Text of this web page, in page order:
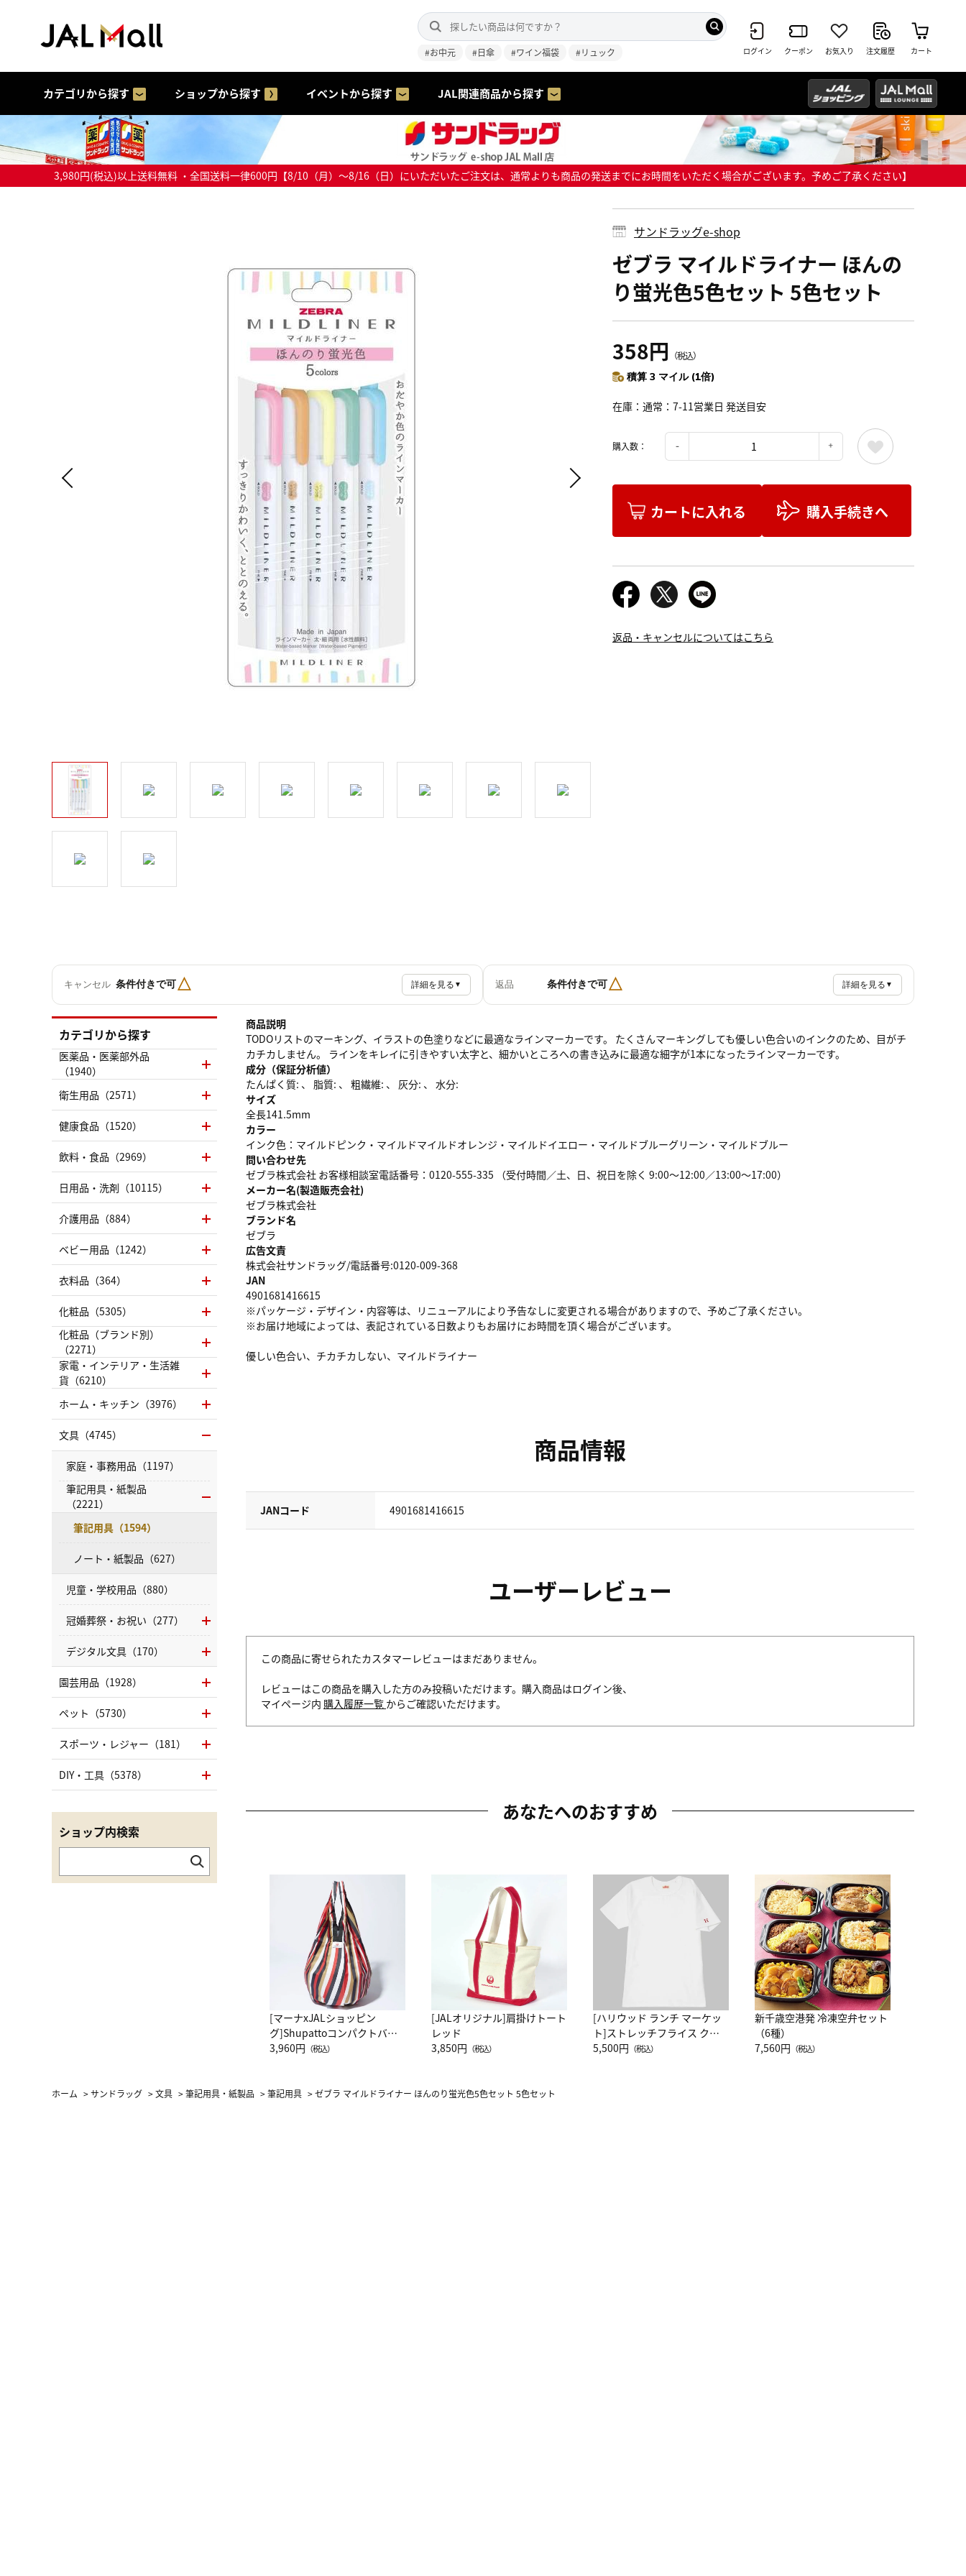
#お中元 #日傘 #ワイン福袋 #リュック ログイン クーポン お気入り 注文履歴 カート
カテゴリから探す ショップから探す イベントから探す JAL関連商品から探す
3,980円(税込)以上送料無料 ・全国送料一律600円【8/10（月）～8/16（日）にいただいたご注文は、通常よりも商品の発送までにお時間をいただく場合がございます。予めご了承ください】
サンドラッグe-shop
ゼブラ マイルドライナー ほんの
り蛍光色5色セット 5色セット
358円 （税込）
積算 3 マイル (1倍)
在庫 通常：7-11営業日 発送目安
購入数：
カートに入れる 購入手続きへ
返品・キャンセルについてはこちら
キャンセル 条件付きで可△ 詳細を見る ▼ 返品 条件付きで可△ 詳細を見る ▼
商品説明
TODOリストのマーキング、イラストの色塗りなどに最適なラインマーカーです。 たくさんマーキングしても優しい色合いのインクのため、目がチ
カチカしません。 ラインをキレイに引きやすい太字と、細かいところへの書き込みに最適な細字が1本になったラインマーカーです。
成分（保証分析値）
たんぱく質: 、 脂質: 、 粗繊維: 、 灰分: 、 水分:
サイズ
全長141.5mm
カラー
インク色：マイルドピンク・マイルドマイルドオレンジ・マイルドイエロー・マイルドブルーグリーン・マイルドブルー
問い合わせ先
ゼブラ株式会社 お客様相談室電話番号：0120-555-335 （受付時間／土、日、祝日を除く 9:00～12:00／13:00～17:00）
メーカー名(製造販売会社)
ゼブラ株式会社
ブランド名
ゼブラ
広告文責
株式会社サンドラッグ/電話番号:0120-009-368
JAN
4901681416615
※パッケージ・デザイン・内容等は、リニューアルにより予告なしに変更される場合がありますので、予めご了承ください。
※お届け地域によっては、表記されている日数よりもお届けにお時間を頂く場合がございます。
優しい色合い、チカチカしない、マイルドライナー
商品情報
JANコード 4901681416615
ユーザーレビュー
この商品に寄せられたカスタマーレビューはまだありません。
レビューはこの商品を購入した方のみ投稿いただけます。購入商品はログイン後、
マイページ内 購入履歴一覧 からご確認いただけます。
あなたへのおすすめ
[マーナxJALショッピン
グ]Shupattoコンパクトバッ
グ Drop JAL客室乗務員
3,960円 （税込）
[JALオリジナル]肩掛けトート
レッド
3,850円 （税込）
[ハリウッド ランチ マーケッ
ト]ストレッチフライス クル
ーネック別注半袖Ｔシャツ
5,500円 （税込）
新千歳空港発 冷凍空弁セット
（6種）
7,560円 （税込）
カテゴリから探す
医薬品・医薬部外品
（1940）
衛生用品（2571）
健康食品（1520）
飲料・食品（2969）
日用品・洗剤（10115）
介護用品（884）
ベビー用品（1242）
衣料品（364）
化粧品（5305）
化粧品（ブランド別）
（2271）
家電・インテリア・生活雑
貨（6210）
ホーム・キッチン（3976）
文具（4745）
家庭・事務用品（1197）
筆記用具・紙製品
（2221）
筆記用具（1594）
ノート・紙製品（627）
児童・学校用品（880）
冠婚葬祭・お祝い（277）
デジタル文具（170）
園芸用品（1928）
ペット（5730）
スポーツ・レジャー（181）
DIY・工具（5378）
ショップ内検索
ホーム >サンドラッグ >文具 >筆記用具・紙製品 >筆記用具 >ゼブラ マイルドライナー ほんのり蛍光色5色セット 5色セット